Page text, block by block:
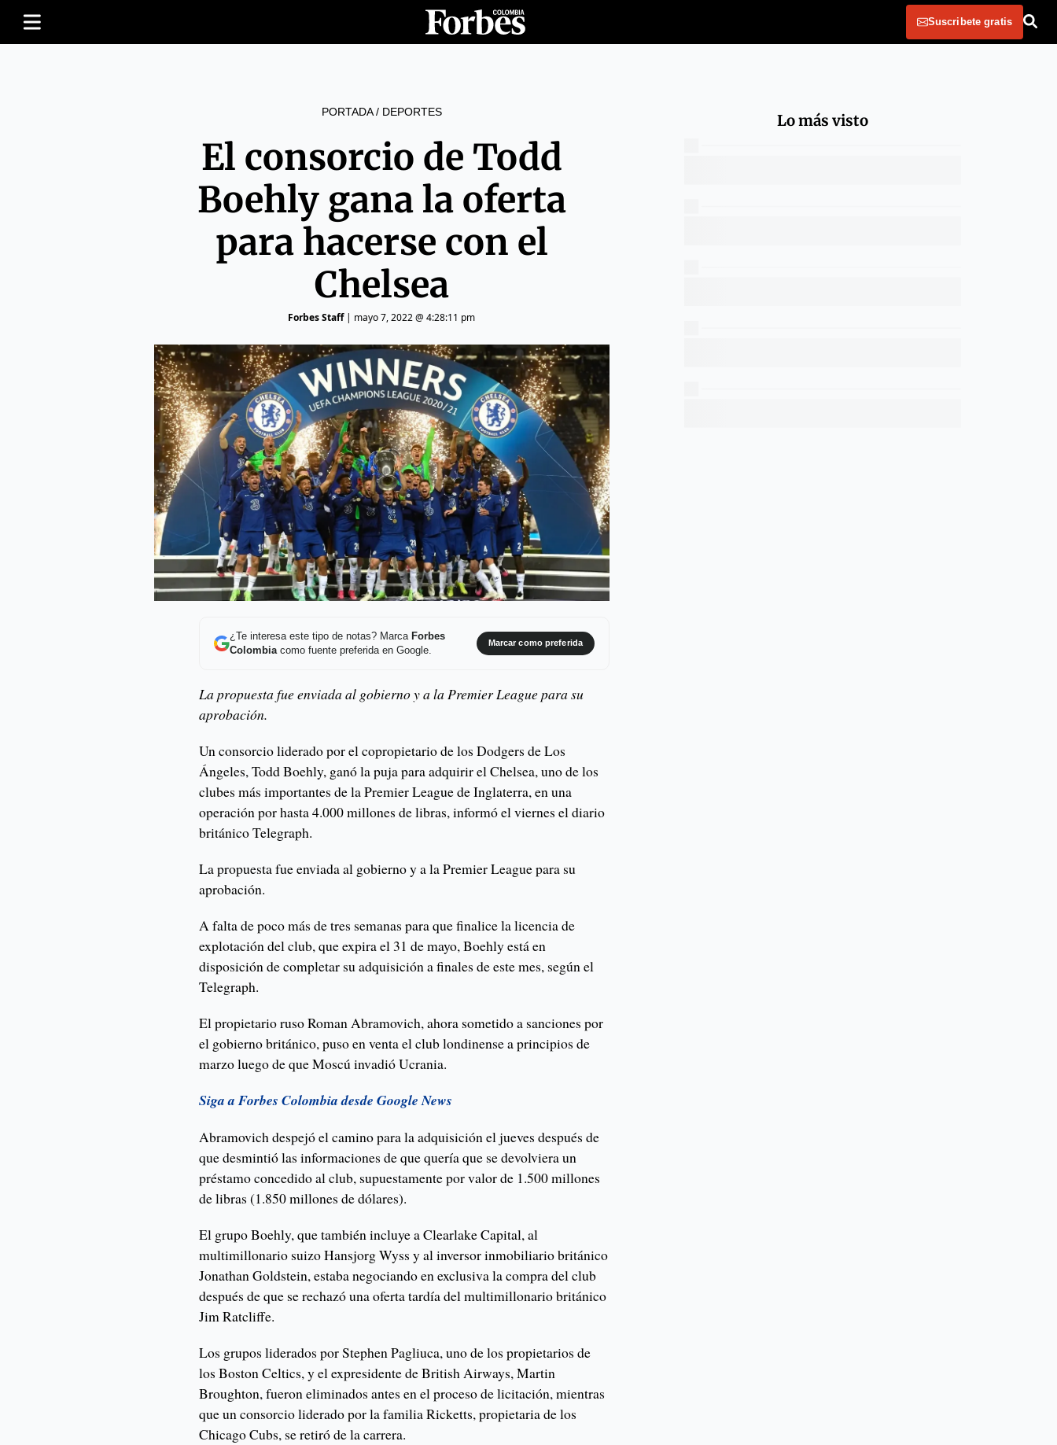
Suscribete gratis
PORTADA/ DEPORTES
El consorcio de Todd
Boehly gana la oferta
para hacerse con el
Chelsea
Forbes Staff| mayo 7, 2022 @ 4:28:11 pm
¿Te interesa este tipo de notas? Marca Forbes
Colombiacomo fuente preferida en Google.
Marcar como preferida
La propuesta fue enviada al gobierno y a la Premier League para su
aprobación.
Un consorcio liderado por el copropietario de los Dodgers de Los
Ángeles, Todd Boehly, ganó la puja para adquirir el Chelsea, uno de los
clubes más importantes de la Premier League de Inglaterra, en una
operación por hasta 4.000 millones de libras, informó el viernes el diario
británico Telegraph.
La propuesta fue enviada al gobierno y a la Premier League para su
aprobación.
A falta de poco más de tres semanas para que finalice la licencia de
explotación del club, que expira el 31 de mayo, Boehly está en
disposición de completar su adquisición a finales de este mes, según el
Telegraph.
El propietario ruso Roman Abramovich, ahora sometido a sanciones por
el gobierno británico, puso en venta el club londinense a principios de
marzo luego de que Moscú invadió Ucrania.
Siga a Forbes Colombia desde Google News
Abramovich despejó el camino para la adquisición el jueves después de
que desmintió las informaciones de que quería que se devolviera un
préstamo concedido al club, supuestamente por valor de 1.500 millones
de libras (1.850 millones de dólares).
El grupo Boehly, que también incluye a Clearlake Capital, al
multimillonario suizo Hansjorg Wyss y al inversor inmobiliario británico
Jonathan Goldstein, estaba negociando en exclusiva la compra del club
después de que se rechazó una oferta tardía del multimillonario británico
Jim Ratcliffe.
Los grupos liderados por Stephen Pagliuca, uno de los propietarios de
los Boston Celtics, y el expresidente de British Airways, Martin
Broughton, fueron eliminados antes en el proceso de licitación, mientras
que un consorcio liderado por la familia Ricketts, propietaria de los
Chicago Cubs, se retiró de la carrera.
Lo más visto